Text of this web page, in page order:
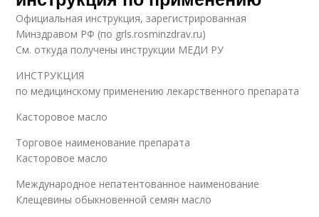
Официальная инструкция, зарегистрированная
Минздравом РФ (по grls.rosminzdrav.ru)
См. откуда получены инструкции МЕДИ РУ
ИНСТРУКЦИЯ
по медицинскому применению лекарственного препарата
Касторовое масло
Торговое наименование препарата
Касторовое масло
Международное непатентованное наименование
Клещевины обыкновенной семян масло